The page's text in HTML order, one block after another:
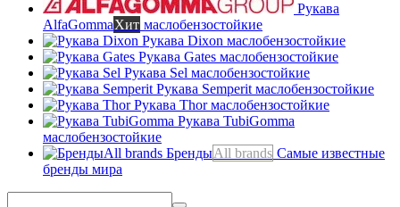
Рукава
AlfaGommaХит маслобензостойкие
Рукава Dixon маслобензостойкие
Рукава Gates маслобензостойкие
Рукава Sel маслобензостойкие
Рукава Semperit маслобензостойкие
Рукава Thorмаслобензостойкие
Рукава TubiGomma
маслобензостойкие
БрендыAll brands Самые известные
бренды мира